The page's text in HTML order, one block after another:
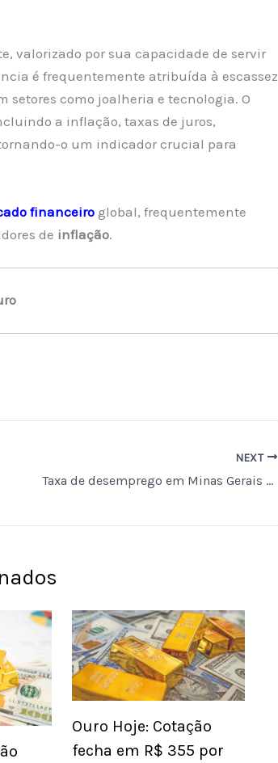
valorizado por sua capacidade de servir
é frequentemente atribuída à escassez
como joalheria e tecnologia. O
a inflação, taxas de juros,
o um indicador crucial para
financeiroglobal, frequentemente
de inflação.
NEXT
Taxa de desemprego em Minas Gerais atinge 3,8% no quarto trimestre de 2025, o menor índice desde 2012, segundo IBGE
Ouro Hoje: Cotação
fecha em R$ 355 por